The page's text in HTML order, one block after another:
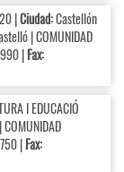
|Ciudad:Castellón
| COMUNIDAD
|Fax:
I EDUCACIÓ
|Fax: